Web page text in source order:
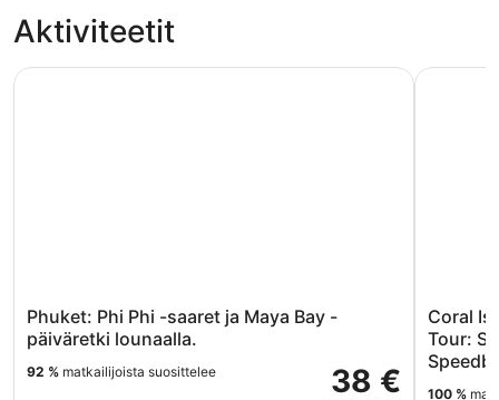
Aktiviteetit
Phuket: Phi Phi -saaret ja Maya Bay -
päiväretki lounaalla.
38 €
92 % matkailijoista suosittelee
Phuket: Phi Phi -saaret ja Maya Bay -päiväretki lounaalla.
Coral
Tour:
100 %
Coral